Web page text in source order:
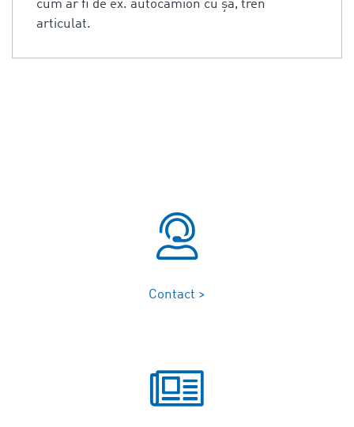
cum ar fi de ex. autocamion cu şa, tren
articulat.
Contact >